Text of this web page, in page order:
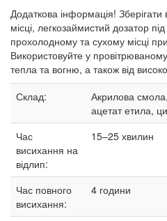
Додаткова інформація!
місці, легкозаймистий дозатор
прохолодному та сухому місці
Використовуйте у
тепла та вогню, а також від
Склад:
Акрилова
ацетат етила,
Час
висихання на
відлип:
15–25 хвилин
Час повного
висихання:
4 години